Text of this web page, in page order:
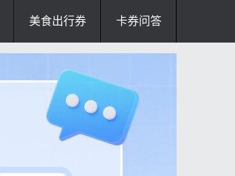
美食出行券 卡券问答